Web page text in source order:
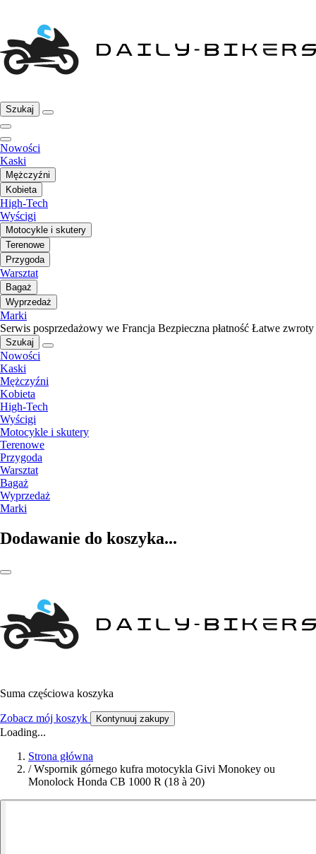
Szukaj
Nowości
Kaski
Mężczyźni
Kobieta
High-Tech
Wyścigi
Motocykle i skutery
Terenowe
Przygoda
Warsztat
Bagaż
Wyprzedaż
Marki
Serwis posprzedażowy we Francja Bezpieczna płatność Łatwe zwroty
Szukaj
Nowości
Kaski
Mężczyźni
Kobieta
High-Tech
Wyścigi
Motocykle i skutery
Terenowe
Przygoda
Warsztat
Bagaż
Wyprzedaż
Marki
Dodawanie do koszyka...
Suma częściowa koszyka
Zobacz mój koszyk Kontynuuj zakupy
Loading...
Strona główna
/ Wspornik górnego kufra motocykla Givi Monokey ou
Monolock Honda CB 1000 R (18 à 20)